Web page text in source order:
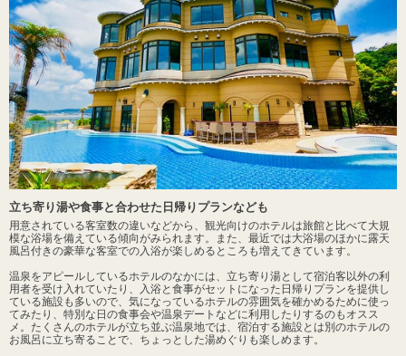
立ち寄り湯や食事と合わせた日帰りプランなども
用意されている客室数の違いなどから、観光向けのホテルは旅館と比べて大規
模な浴場を備えている傾向がみられます。また、最近では大浴場のほかに露天
風呂付きの豪華な客室での入浴が楽しめるところも増えてきています。
温泉をアピールしているホテルのなかには、立ち寄り湯として宿泊客以外の利
用者を受け入れていたり、入浴と食事がセットになった日帰りプランを提供し
ている施設も多いので、気になっているホテルの雰囲気を確かめるために使っ
てみたり、特別な日の食事会や温泉デートなどに利用したりするのもオスス
メ。たくさんのホテルが立ち並ぶ温泉地では、宿泊する施設とは別のホテルの
お風呂に立ち寄ることで、ちょっとした湯めぐりも楽しめます。